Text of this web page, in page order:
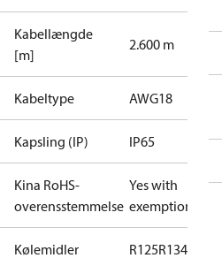
Kabellængde
[m]
2.600 m
Kabeltype AWG18
Kapsling (IP) IP65
Kina RoHS-
overensstemmelse
Yes with
exemptions
Kølemidler R125R134a